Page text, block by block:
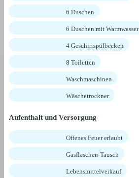
6 Duschen
6 Duschen mit Warmwasser
4 Geschirrspülbecken
8 Toiletten
Waschmaschinen
Wäschetrockner
Aufenthalt und Versorgung
Offenes Feuer erlaubt
Gasflaschen-Tausch
Lebensmittelverkauf